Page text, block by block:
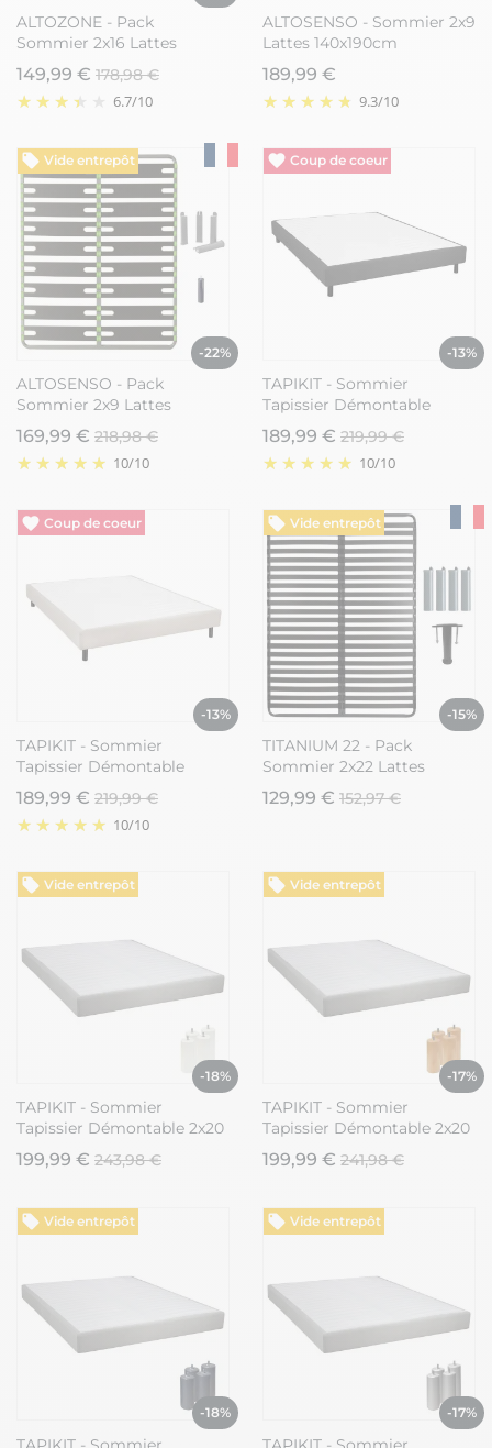
ALTOZONE - Pack
Sommier 2x16 Lattes
140x190cm + Pieds Gris +
Pied Central
149,99 € 178,98 €
6.7/10
ALTOSENSO - Sommier 2x9
Lattes 140x190cm
189,99 €
9.3/10
Vide entrepôt
-22%
ALTOSENSO - Pack
Sommier 2x9 Lattes
140x190cm + Pieds Gris +
Pied Central
169,99 € 218,98 €
10/10
Vide entrepôt
-13%
TAPIKIT - Sommier
Tapissier Démontable
140x190cm 2x20 Lattes
Anthracite
189,99 € 219,99 €
10/10
Vide entrepôt
-13%
TAPIKIT - Sommier
Tapissier Démontable
140x190cm 2x20 Lattes Gris
Lin
189,99 € 219,99 €
10/10
Vide entrepôt
-15%
TITANIUM 22 - Pack
Sommier 2x22 Lattes
140x190cm + 5 Pieds
129,99 € 152,97 €
Vide entrepôt
-18%
TAPIKIT - Sommier
Tapissier Démontable 2x20
Lattes 140x190cm Lin +
Pieds Blancs 15cm
199,99 € 243,98 €
Vide entrepôt
-17%
TAPIKIT - Sommier
Tapissier Démontable 2x20
Lattes 140x190cm Lin +
Pieds Bois 15cm
199,99 € 241,98 €
Vide entrepôt
-18%
Vide entrepôt
-17%